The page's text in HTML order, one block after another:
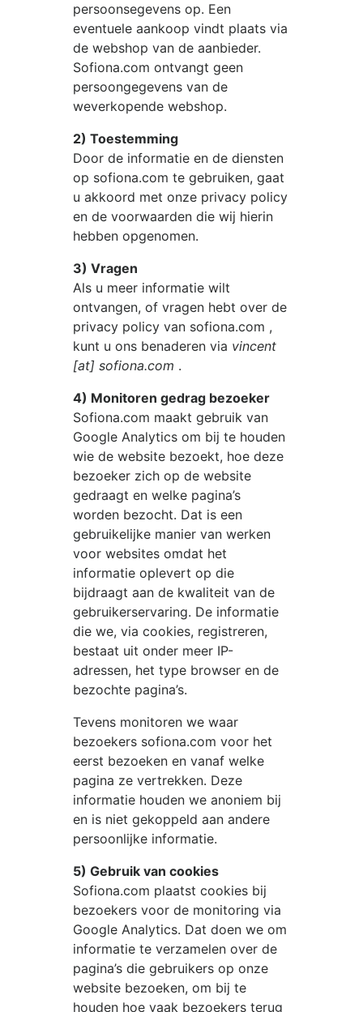
persoonsegevens op. Een
eventuele aankoop vindt plaats via
de webshop van de aanbieder.
Sofiona.com ontvangt geen
persoongegevens van de
weverkopende webshop.
2) Toestemming
Door de informatie en de diensten
op sofiona.com te gebruiken, gaat
u akkoord met onze privacy policy
en de voorwaarden die wij hierin
hebben opgenomen.
3) Vragen
Als u meer informatie wilt
ontvangen, of vragen hebt over de
privacy policy van sofiona.com ,
kunt u ons benaderen via vincent
[at] sofiona.com .
4) Monitoren gedrag bezoeker
Sofiona.com maakt gebruik van
Google Analytics om bij te houden
wie de website bezoekt, hoe deze
bezoeker zich op de website
gedraagt en welke pagina’s
worden bezocht. Dat is een
gebruikelijke manier van werken
voor websites omdat het
informatie oplevert op die
bijdraagt aan de kwaliteit van de
gebruikerservaring. De informatie
die we, via cookies, registreren,
bestaat uit onder meer IP-
adressen, het type browser en de
bezochte pagina’s.
Tevens monitoren we waar
bezoekers sofiona.com voor het
eerst bezoeken en vanaf welke
pagina ze vertrekken. Deze
informatie houden we anoniem bij
en is niet gekoppeld aan andere
persoonlijke informatie.
5) Gebruik van cookies
Sofiona.com plaatst cookies bij
bezoekers voor de monitoring via
Google Analytics. Dat doen we om
informatie te verzamelen over de
pagina’s die gebruikers op onze
website bezoeken, om bij te
houden hoe vaak bezoekers terug